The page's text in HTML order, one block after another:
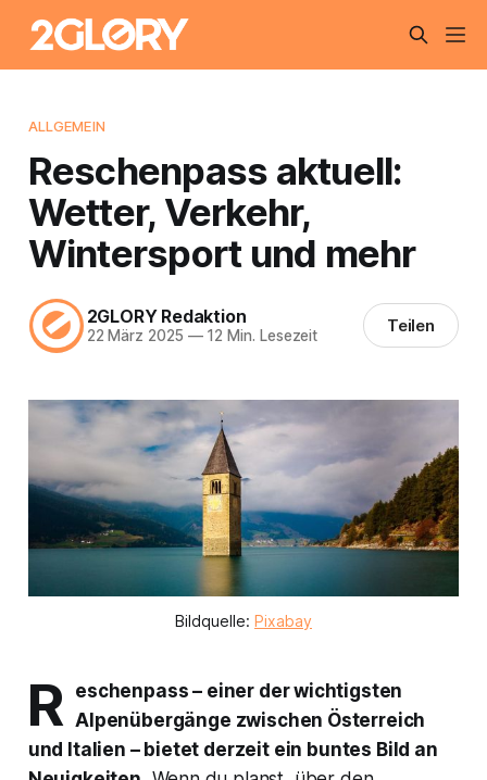
ALLGEMEIN
Reschenpass aktuell:
Wetter, Verkehr,
Wintersport und mehr
2GLORY Redaktion
22 März 2025 —12 Min. Lesezeit Teilen
Bildquelle: Pixabay
R eschenpass – einer der wichtigsten
Alpenübergänge zwischen Österreich
und Italien – bietet derzeit ein buntes Bild an